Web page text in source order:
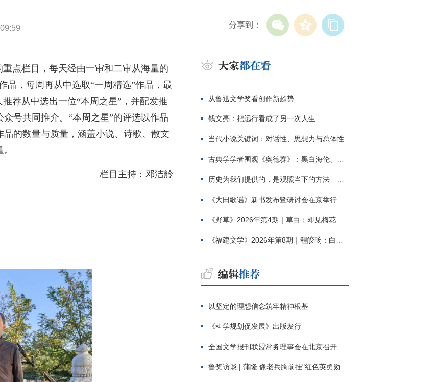
分享到：
点栏目，每天经由一审和二审从海量的
品，每周再从中选取“一周精选”作品，最
荐从中选出一位“本周之星”，并配发推
号共同推介。“本周之星”的评选以作品
的数量与质量，涵盖小说、诗歌、散文
——栏目主持：邓洁舲
从鲁迅文学奖看创作新趋势
钱文亮：把远行看成了另一次人生
当代小说关键词：对话性、思想力与总体性
古典学学者围观《奥德赛》：黑白海伦、佩涅罗佩的别针与神秘入侵者
历史为我们提供的，是观照当下的方法——历史题材非虚构写作多人谈
《大田歌谣》新书发布暨研讨会在京举行
《野草》2026年第4期｜草白：即见梅花
《福建文学》2026年第8期｜程皎旸：白色公寓
以坚定的理想信念筑牢精神根基
《科学规划促发展》出版发行
全国文学报刊联盟常务理事会在北京召开
鲁奖访谈 | 蒲隆:像老兵胸前挂"红色英勇勋章"